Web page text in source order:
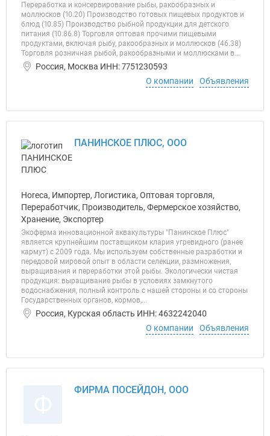
Переработка и консервирование рыбы, ракообразных и
моллюсков (10.20) Производство готовых пищевых продуктов и
блюд (10.85) Производство рыбной продукции для детского
питания (10.86.8) Торговля оптовая прочими пищевыми
продуктами, включая рыбу, ракообразных и моллюсков (46.38)
Торговля розничная рыбой, ракообразными и моллюсками в...
Россия, Москва ИНН: 7751230593
О компании
Объявления
ПАНИНСКОЕ ПЛЮС, ООО
Horeca, Импортер, Логистика, Оптовая торговля,
Переработчик, Производитель, Фермерское хозяйство,
Хранение, Экспортер
Экоферма инновационной аквакультуры "Панинское Плюс"
является крупнейшим поставщиком клария угревидного (ранее
кармут) с 2009 года. Мы используем собственные разработки и
передовой мировой опыт в области селекции, размножения,
выращивания и переработки этой рыбы. Экологически чистая
продукция: выращивание рыбы в условиях замкнутого
водоснабжения, полный контроль с нашей стороны и со стороны
Государственных органов, кормов,...
Россия, Курская область ИНН: 4632242040
О компании
Объявления
ФИРМА ПОСЕЙДОН, ООО